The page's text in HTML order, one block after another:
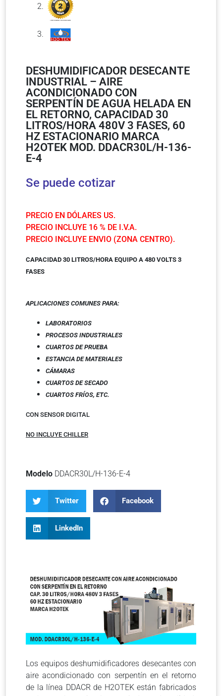
DESHUMIDIFICADOR DESECANTE
INDUSTRIAL – AIRE
ACONDICIONADO CON
SERPENTÍN DE AGUA HELADA EN
EL RETORNO, CAPACIDAD 30
LITROS/HORA 480V 3 FASES, 60
HZ ESTACIONARIO MARCA
H2OTEK MOD. DDACR30L/H-136-
E-4
Se puede cotizar
PRECIO EN DÓLARES US.
PRECIO INCLUYE 16 % DE I.V.A.
PRECIO INCLUYE ENVIO (ZONA CENTRO).
CAPACIDAD 30 LITROS/HORA EQUIPO A 480 VOLTS 3
FASES
APLICACIONES COMUNES PARA:
LABORATORIOS
PROCESOS INDUSTRIALES
CUARTOS DE PRUEBA
ESTANCIA DE MATERIALES
CÁMARAS
CUARTOS DE SECADO
CUARTOS FRÍOS, ETC.
CON SENSOR DIGITAL
NO INCLUYE CHILLER
Modelo DDACR30L/H-136-E-4
Twitter Facebook
LinkedIn
Los equipos deshumidificadores desecantes con
aire acondicionado con serpentín en el retorno
de la línea DDACR de H2OTEK están fabricados